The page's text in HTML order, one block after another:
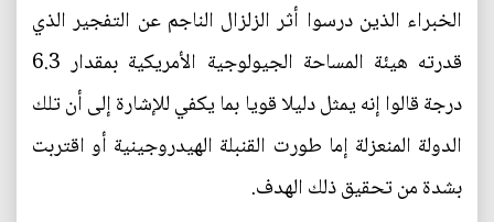
الخبراء الذين درسوا أثر الزلزال الناجم عن التفجير الذي
قدرته هيئة المساحة الجيولوجية الأمريكية بمقدار 6.3
درجة قالوا إنه يمثل دليلا قويا بما يكفي للإشارة إلى أن تلك
الدولة المنعزلة إما طورت القنبلة الهيدروجينية أو اقتربت
بشدة من تحقيق ذلك الهدف.